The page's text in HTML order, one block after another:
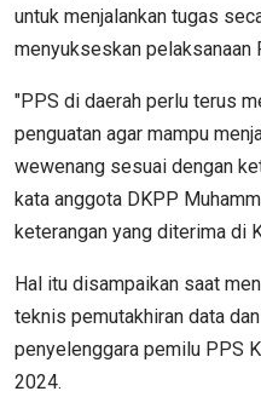
untuk menjalankan tugas
menyukseskan pelaksanaan
"PPS di daerah perlu terus
penguatan agar mampu
wewenang sesuai dengan
kata anggota DKPP
keterangan yang diterima di
Hal itu disampaikan saat
teknis pemutakhiran data
penyelenggara pemilu PPS
2024.